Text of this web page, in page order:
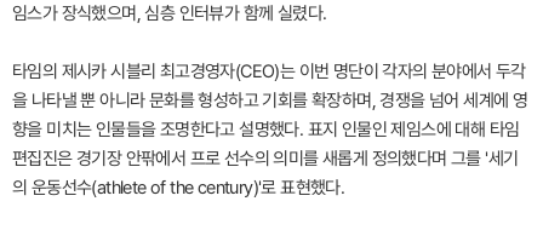
임스가 장식했으며, 심층 인터뷰가 함께 실렸다.
타임의 제시카 시블리 최고경영자(CEO)는 이번 명단이 각자의 분야에서 두각
을 나타낼 뿐 아니라 문화를 형성하고 기회를 확장하며, 경쟁을 넘어 세계에 영
향을 미치는 인물들을 조명한다고 설명했다. 표지 인물인 제임스에 대해 타임
편집진은 경기장 안팎에서 프로 선수의 의미를 새롭게 정의했다며 그를 '세기
의 운동선수(athlete of the century)'로 표현했다.